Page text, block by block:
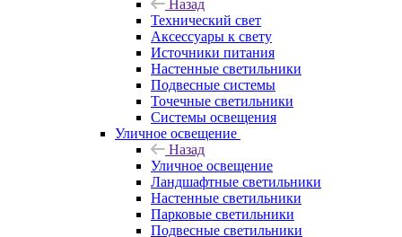
Назад
Технический свет
Аксессуары к свету
Источники питания
Настенные светильники
Подвесные системы
Точечные светильники
Системы освещения
Уличное освещение
Назад
Уличное освещение
Ландшафтные светильники
Настенные светильники
Парковые светильники
Подвесные светильники